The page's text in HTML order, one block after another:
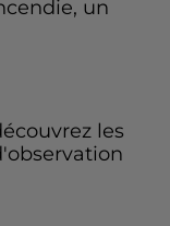
un
les